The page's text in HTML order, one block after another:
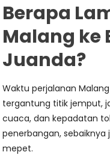
Berapa
Malang ke
Juanda?
Waktu perjalanan
tergantung titik jemput,
cuaca, dan kepadatan
penerbangan,
mepet.